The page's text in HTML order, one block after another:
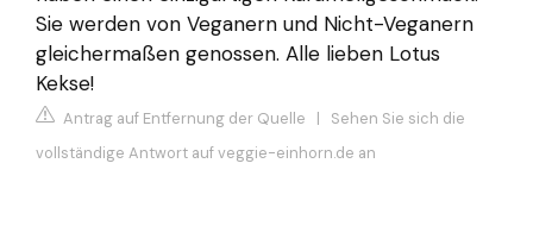
Sie werden von Veganern und Nicht-Veganern
gleichermaßen genossen. Alle lieben Lotus
Kekse!
Antrag auf Entfernung der Quelle | Sehen Sie sich die
vollständige Antwort auf veggie-einhorn.de an